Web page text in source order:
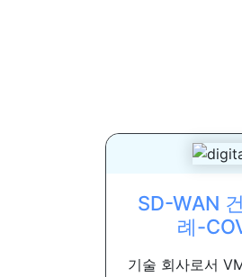
SD-WAN
례-
기술 회사로서